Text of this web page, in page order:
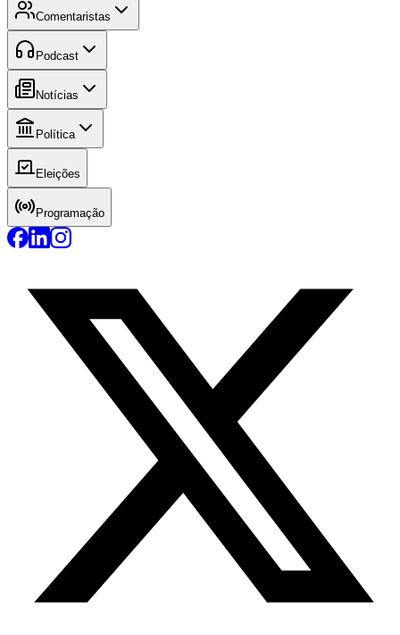
Comentaristas
Podcast
Notícias
Política
Eleições
Programação